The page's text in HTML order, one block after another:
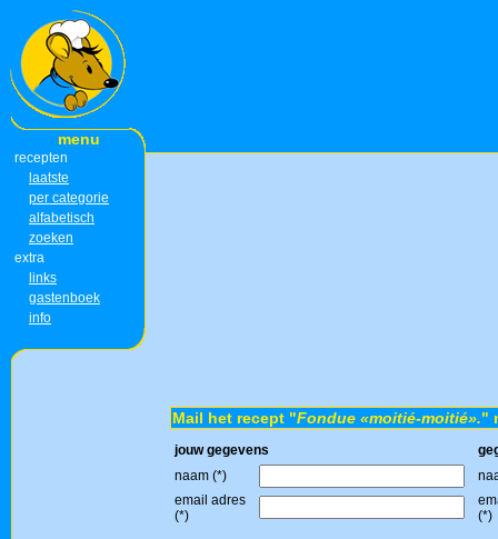
menu
recepten
laatste
per categorie
alfabetisch
zoeken
extra
links
gastenboek
info
Mail het recept "Fondue «moitié-moitié»."
jouw gegevens
naam (*)
email adres
(*)
(*)